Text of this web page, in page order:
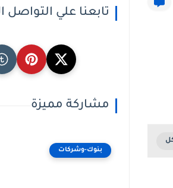
تابعنا علي التواصل
مشاركة مميزة
بنوك-وشركات